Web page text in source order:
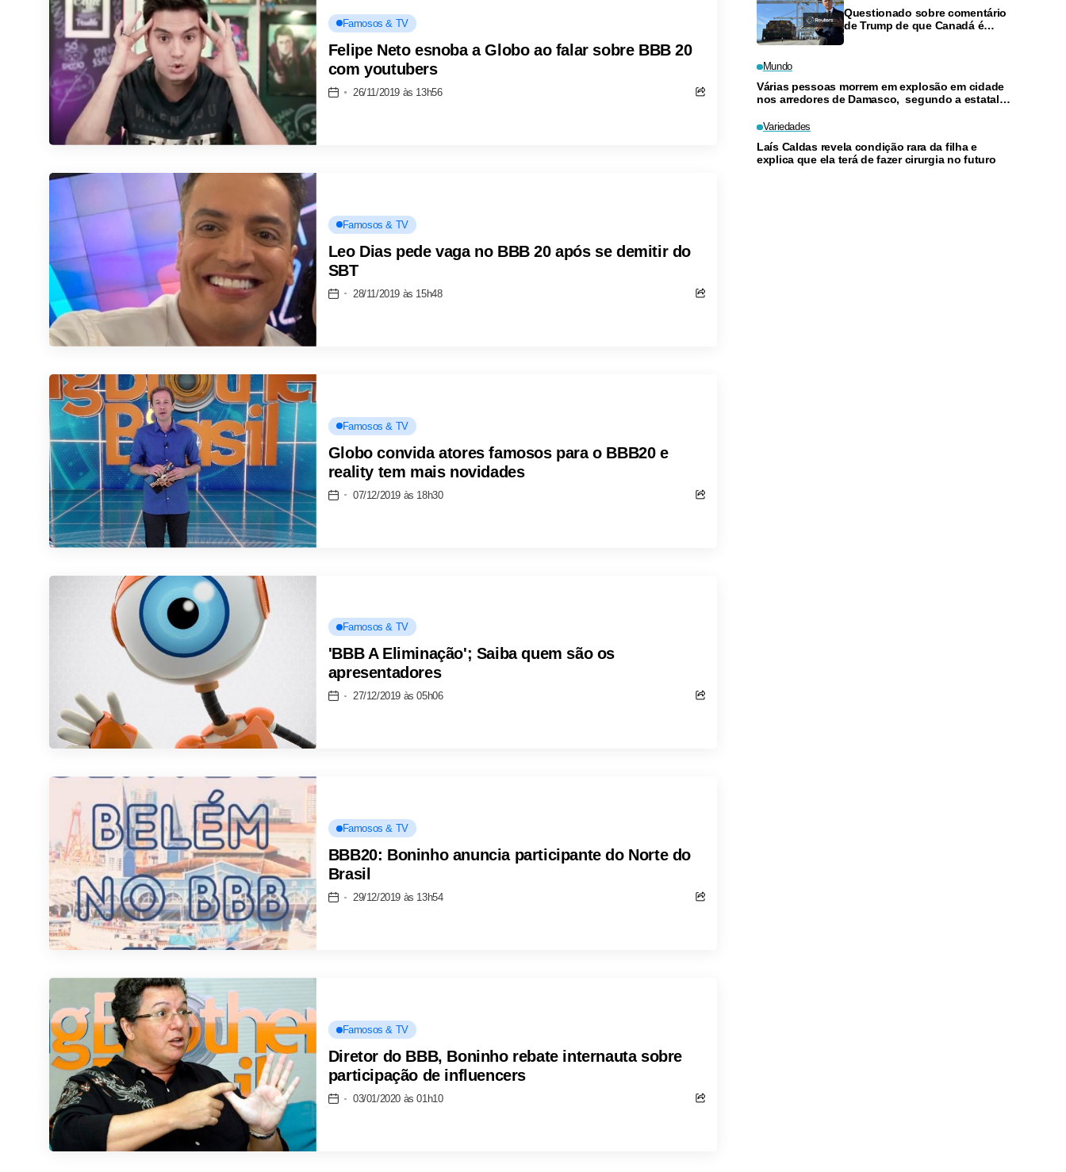
Famosos & TV
Felipe Neto esnoba a Globo ao falar sobre BBB 20
com youtubers
26/11/2019 às 13h56
Famosos & TV
Leo Dias pede vaga no BBB 20 após se demitir do
SBT
28/11/2019 às 15h48
Famosos & TV
Globo convida atores famosos para o BBB20 e
reality tem mais novidades
07/12/2019 às 18h30
Famosos & TV
'BBB A Eliminação'; Saiba quem são os
apresentadores
27/12/2019 às 05h06
Famosos & TV
BBB20: Boninho anuncia participante do Norte do
Brasil
29/12/2019 às 13h54
Famosos & TV
Diretor do BBB, Boninho rebate internauta sobre
participação de influencers
03/01/2020 às 01h10
Questionado sobre comentário
de Trump de que Canadá é
Mundo
Várias pessoas morrem em explosão em cidade
nos arredores de Damasco, segundo a estatal
Variedades
Laís Caldas revela condição rara da filha e
explica que ela terá de fazer cirurgia no futuro